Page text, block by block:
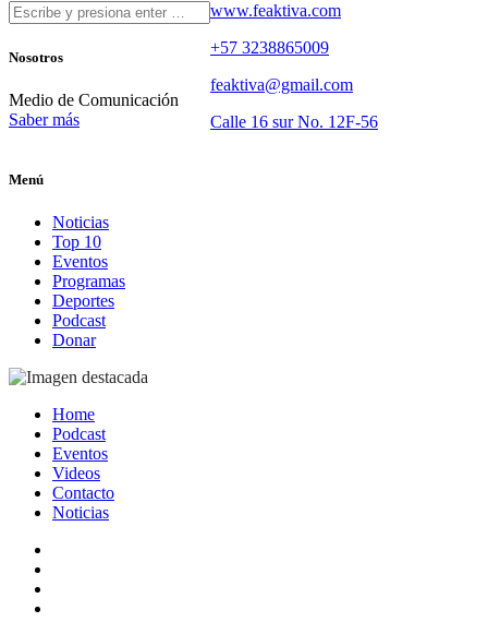
www.feaktiva.com
+57 3238865009
feaktiva@gmail.com
Calle 16 sur No. 12F-56
Nosotros
Medio de Comunicación
Saber más
Menú
Noticias
Top 10
Eventos
Programas
Deportes
Podcast
Donar
Home
Podcast
Eventos
Videos
Contacto
Noticias